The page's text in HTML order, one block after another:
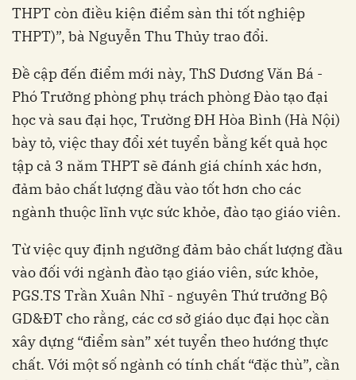
THPT còn điều kiện điểm sàn thi tốt nghiệp
THPT)”, bà Nguyễn Thu Thủy trao đổi.
Đề cập đến điểm mới này, ThS Dương Văn Bá -
Phó Trưởng phòng phụ trách phòng Đào tạo đại
học và sau đại học, Trường ĐH Hòa Bình (Hà Nội)
bày tỏ, việc thay đổi xét tuyển bằng kết quả học
tập cả 3 năm THPT sẽ đánh giá chính xác hơn,
đảm bảo chất lượng đầu vào tốt hơn cho các
ngành thuộc lĩnh vực sức khỏe, đào tạo giáo viên.
Từ việc quy định ngưỡng đảm bảo chất lượng đầu
vào đối với ngành đào tạo giáo viên, sức khỏe,
PGS.TS Trần Xuân Nhĩ - nguyên Thứ trưởng Bộ
GD&ĐT cho rằng, các cơ sở giáo dục đại học cần
xây dựng “điểm sàn” xét tuyển theo hướng thực
chất. Với một số ngành có tính chất “đặc thù”, cần